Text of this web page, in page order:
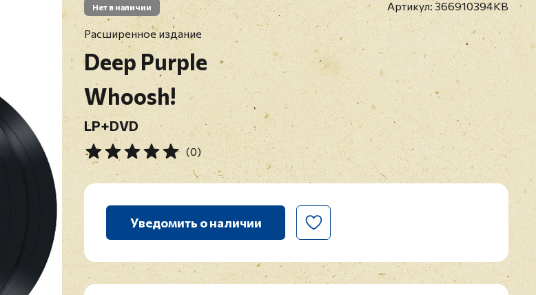
Нет в наличии Артикул:366910394KB
Расширенное издание
Deep Purple
Whoosh!
LP+DVD
(0)
Уведомить о наличии